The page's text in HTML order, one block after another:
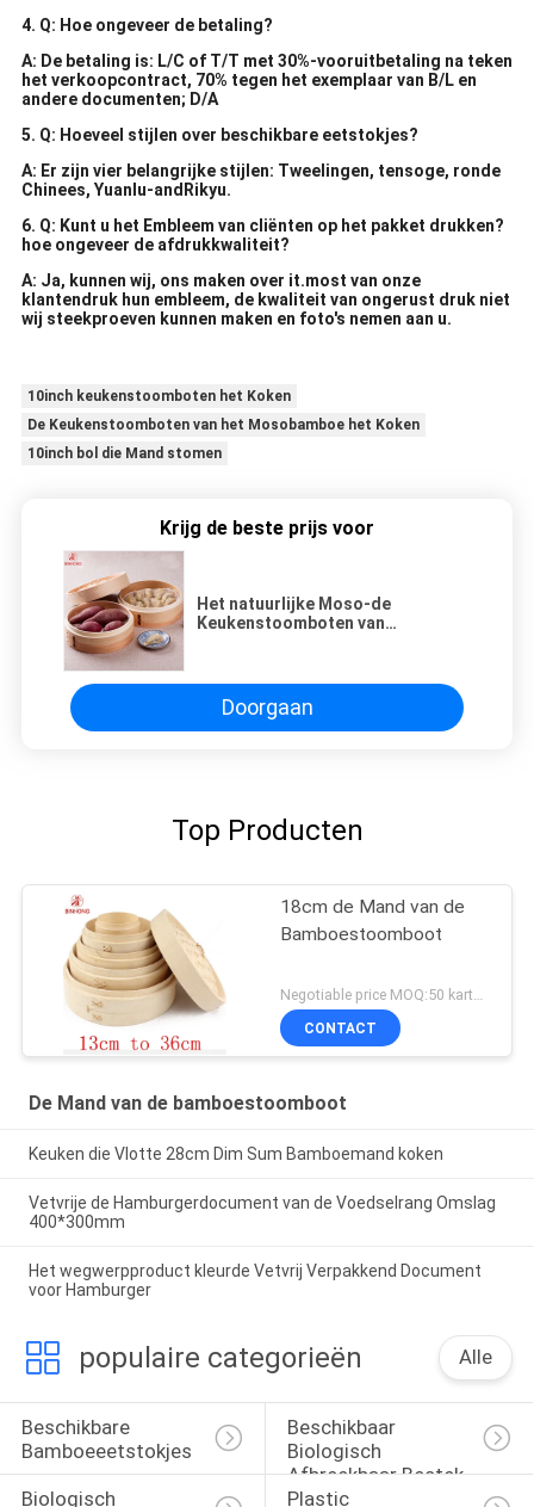
4. Q: Hoe ongeveer de betaling?
A: De betaling is: L/C of T/T met 30%-vooruitbetaling na teken
het verkoopcontract, 70% tegen het exemplaar van B/L en
andere documenten; D/A
5. Q: Hoeveel stijlen over beschikbare eetstokjes?
A: Er zijn vier belangrijke stijlen: Tweelingen, tensoge, ronde
Chinees, Yuanlu-andRikyu.
6. Q: Kunt u het Embleem van cliënten op het pakket drukken?
hoe ongeveer de afdrukkwaliteit?
A: Ja, kunnen wij, ons maken over it.most van onze
klantendruk hun embleem, de kwaliteit van ongerust druk niet
wij steekproeven kunnen maken en foto's nemen aan u.
10inch keukenstoomboten het Koken
De Keukenstoomboten van het Mosobamboe het Koken
10inch bol die Mand stomen
Krijg de beste prijs voor
Het natuurlijke Moso-de
Keukenstoomboten van
Doorgaan
Top Producten
18cm de Mand van de
Bamboestoomboot
CONTACT
De Mand van de bamboestoomboot
Keuken die Vlotte 28cm Dim Sum Bamboemand koken
Vetvrije de Hamburgerdocument van de Voedselrang Omslag
400*300mm
Het wegwerpproduct kleurde Vetvrij Verpakkend Document
voor Hamburger
populaire categorieën Alle
Beschikbare
Bamboeeetstokjes
Beschikbaar
Biologisch
Afbreekbaar Bestek
Biologisch
Plastic